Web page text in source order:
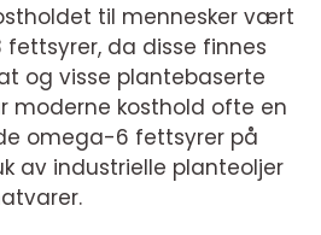
til mennesker vært
da disse finnes
og visse plantebaserte
moderne kosthold ofte en
omega-6 fettsyrer på
av industrielle planteoljer